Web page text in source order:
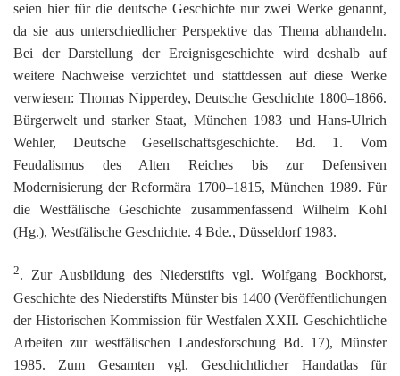
seien hier für die deutsche Geschichte nur zwei Werke genannt,
da sie aus unterschiedlicher Perspektive das Thema abhandeln.
Bei der Darstellung der Ereignisgeschichte wird deshalb auf
weitere Nachweise verzichtet und stattdessen auf diese Werke
verwiesen: Thomas Nipperdey, Deutsche Geschichte 1800–1866.
Bürgerwelt und starker Staat, München 1983 und Hans-Ulrich
Wehler, Deutsche Gesellschaftsgeschichte. Bd. 1. Vom
Feudalismus des Alten Reiches bis zur Defensiven
Modernisierung der Reformära 1700–1815, München 1989. Für
die Westfälische Geschichte zusammenfassend Wilhelm Kohl
(Hg.), Westfälische Geschichte. 4 Bde., Düsseldorf 1983.
2. Zur Ausbildung des Niederstifts vgl. Wolfgang Bockhorst,
Geschichte des Niederstifts Münster bis 1400 (Veröffentlichungen
der Historischen Kommission für Westfalen XXII. Geschichtliche
Arbeiten zur westfälischen Landesforschung Bd. 17), Münster
1985. Zum Gesamten vgl. Geschichtlicher Handatlas für